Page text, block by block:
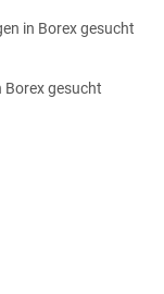
in Borex gesucht
Borex gesucht